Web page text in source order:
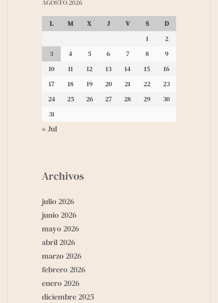
AGOSTO 2026
L M X J V S
D
1
2
3
4 5 6 7 8
9
10
11 12 13 14 15
16
17
18 19 20 21 22
23
24
25 26 27 28 29
30
31
« Jul
Archivos
julio 2026
junio 2026
mayo 2026
abril 2026
marzo 2026
febrero 2026
enero 2026
diciembre 2025